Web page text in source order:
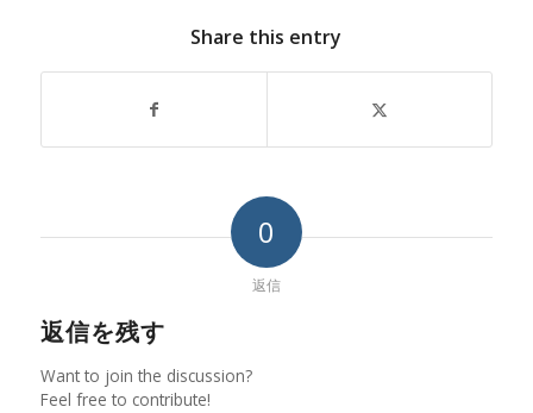
Share this entry
0
返信
返信を残す
Want to join the discussion?
Feel free to contribute!